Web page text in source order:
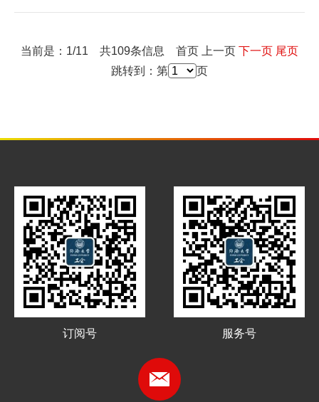
当前是：1/11 共109条信息 首页 上一页 下一页 尾页
跳转到：第
页
订阅号 服务号